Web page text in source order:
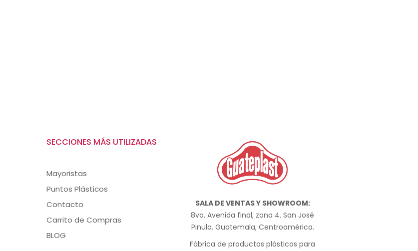
SECCIONES MÁS UTILIZADAS
Mayoristas
Puntos Plásticos
Contacto
Carrito de Compras
BLOG
SALA DE VENTAS Y SHOWROOM:
8va. Avenida final, zona 4. San José
Pinula. Guatemala, Centroamérica.
Fábrica de productos plásticos para